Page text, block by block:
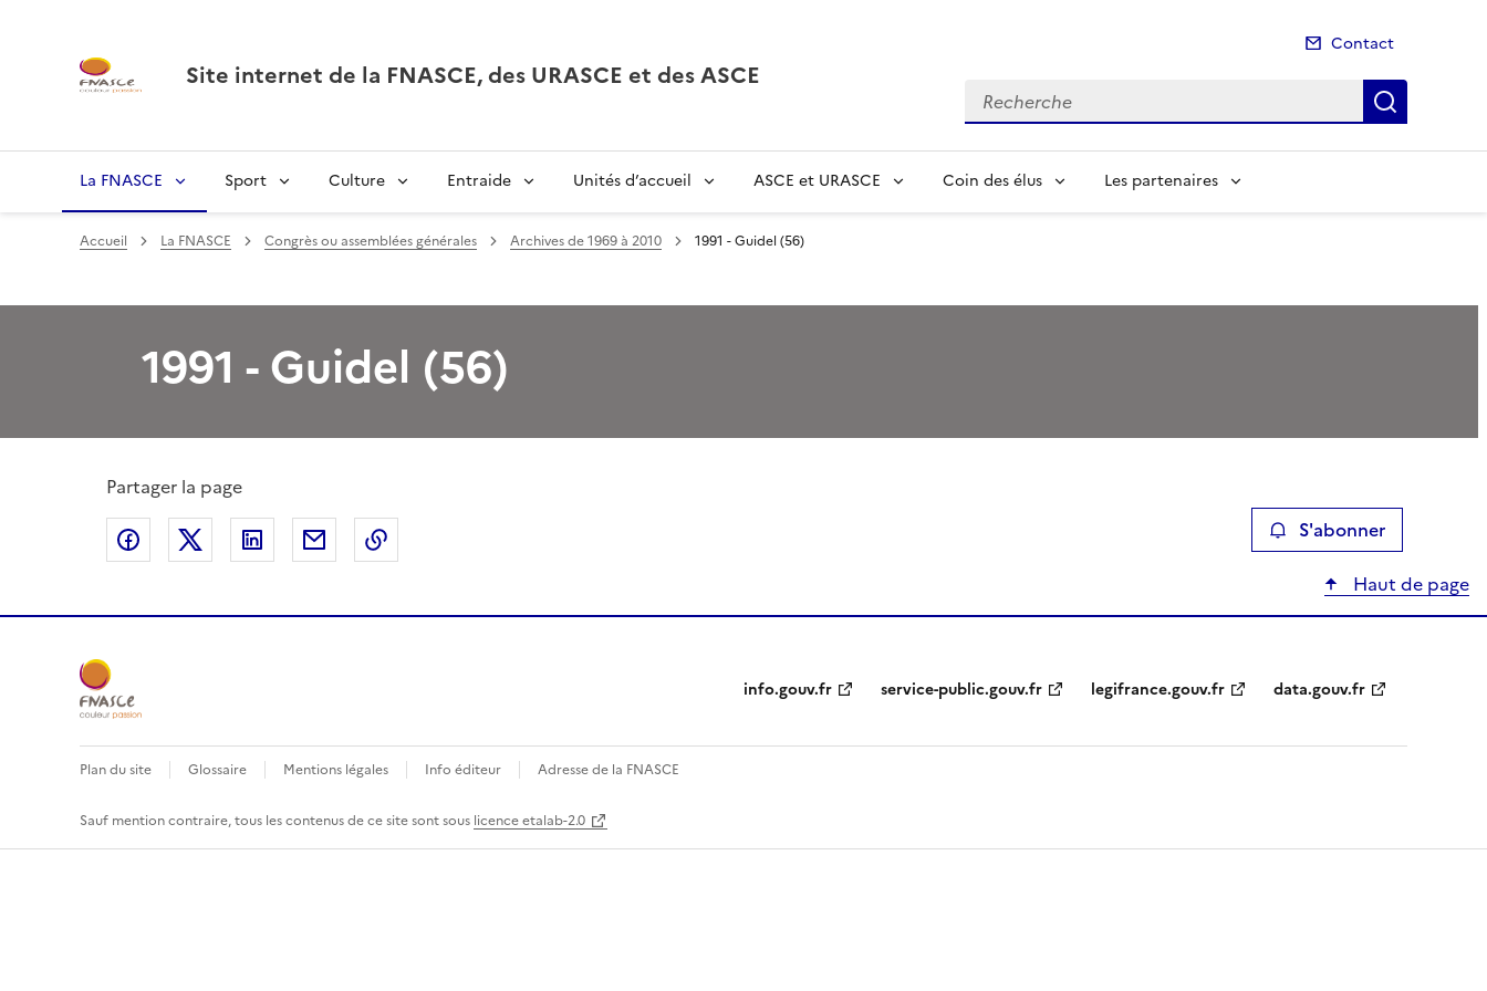
Site internet de la FNASCE, des URASCE et des ASCE
Contact
Recherche
La FNASCE Sport Culture Entraide Unités d’accueil ASCE et URASCE Coin des élus Les partenaires
Accueil La FNASCE Congrès ou assemblées générales Archives de 1969 à 2010 1991 - Guidel (56)
1991 - Guidel (56)
Partager la page
Partager sur Facebook
Partager sur XPartager sur LinkedIn
Partager par email S'abonner
Haut de page
info.gouv.fr service-public.gouv.fr legifrance.gouv.fr data.gouv.fr
Plan du site Glossaire Mentions légales Info éditeur Adresse de la FNASCE
Sauf mention contraire, tous les contenus de ce site sont sous licence etalab-2.0